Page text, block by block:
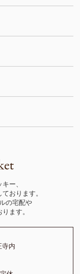
ー、
おります。
の宅配や
ます。
寺内